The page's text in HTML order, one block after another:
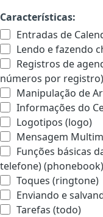
Características:
Entradas de
Lendo e fazendo
Registros de
números por
Manipulação de
Informações do
Logotipos (logo)
Mensagem
Funções básicas
telefone) (phonebook)
Toques (ringtone)
Enviando e
Tarefas (todo)